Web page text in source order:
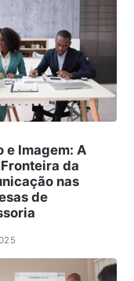
e Imagem: A
da
nas
de